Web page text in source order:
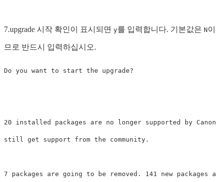
7.upgrade 시작 확인이 표시되면 y를 입력합니다. 기본값은 N이
므로 반드시 입력하십시오.
Do you want to start the upgrade?
20 installed packages are no longer supported by
still get support from the community.
7 packages are going to be removed. 141 new packages